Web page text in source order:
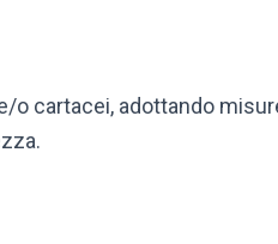
cartacei, adottando